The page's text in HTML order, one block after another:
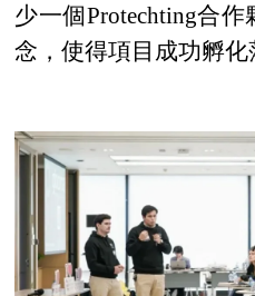
少一個Protechting合
念，使得項目成功孵化